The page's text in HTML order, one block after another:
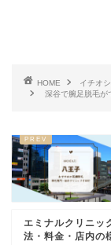
HOME イチオ
深谷で腕足脱毛が
エミナルクリニッ
法・料金・店内の